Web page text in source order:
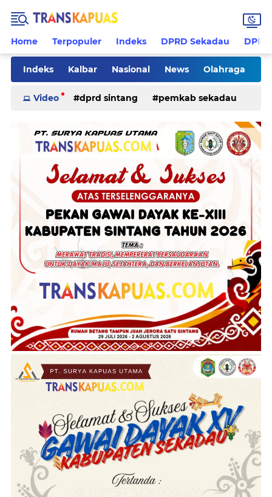
Home Terpopuler Indeks DPRD Sekadau
Indeks Kalbar Nasional News Olahraga
Pilkades Rohani Sanggau Sekadau
kriminal
Video dprd sintang pemkab sekadau